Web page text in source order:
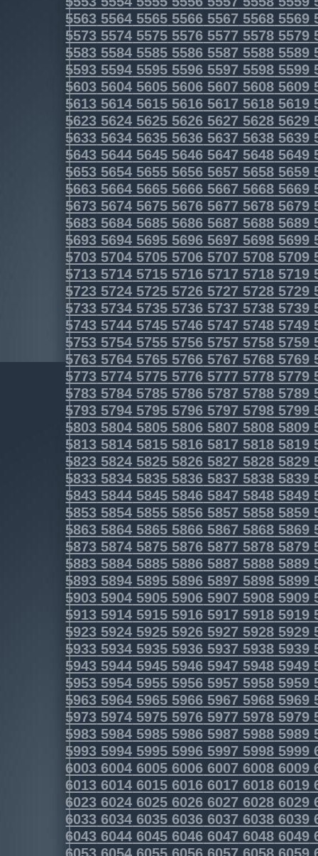
5563 5564 5565 5566 5567 5568 5569
5573 5574 5575 5576 5577 5578 5579
5583 5584 5585 5586 5587 5588 5589
5593 5594 5595 5596 5597 5598 5599
5603 5604 5605 5606 5607 5608 5609
5613 5614 5615 5616 5617 5618 5619
5623 5624 5625 5626 5627 5628 5629
5633 5634 5635 5636 5637 5638 5639
5643 5644 5645 5646 5647 5648 5649
5653 5654 5655 5656 5657 5658 5659
5663 5664 5665 5666 5667 5668 5669
5673 5674 5675 5676 5677 5678 5679
5683 5684 5685 5686 5687 5688 5689
5693 5694 5695 5696 5697 5698 5699
5703 5704 5705 5706 5707 5708 5709
5713 5714 5715 5716 5717 5718 5719
5723 5724 5725 5726 5727 5728 5729
5733 5734 5735 5736 5737 5738 5739
5743 5744 5745 5746 5747 5748 5749
5753 5754 5755 5756 5757 5758 5759
5763 5764 5765 5766 5767 5768 5769
5773 5774 5775 5776 5777 5778 5779
5783 5784 5785 5786 5787 5788 5789
5793 5794 5795 5796 5797 5798 5799
5803 5804 5805 5806 5807 5808 5809
5813 5814 5815 5816 5817 5818 5819
5823 5824 5825 5826 5827 5828 5829
5833 5834 5835 5836 5837 5838 5839
5843 5844 5845 5846 5847 5848 5849
5853 5854 5855 5856 5857 5858 5859
5863 5864 5865 5866 5867 5868 5869
5873 5874 5875 5876 5877 5878 5879
5883 5884 5885 5886 5887 5888 5889
5893 5894 5895 5896 5897 5898 5899
5903 5904 5905 5906 5907 5908 5909
5913 5914 5915 5916 5917 5918 5919
5923 5924 5925 5926 5927 5928 5929
5933 5934 5935 5936 5937 5938 5939
5943 5944 5945 5946 5947 5948 5949
5953 5954 5955 5956 5957 5958 5959
5963 5964 5965 5966 5967 5968 5969
5973 5974 5975 5976 5977 5978 5979
5983 5984 5985 5986 5987 5988 5989
5993 5994 5995 5996 5997 5998 5999
6003 6004 6005 6006 6007 6008 6009
6013 6014 6015 6016 6017 6018 6019
6023 6024 6025 6026 6027 6028 6029
6033 6034 6035 6036 6037 6038 6039
6043 6044 6045 6046 6047 6048 6049